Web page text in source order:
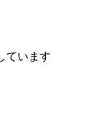
ています